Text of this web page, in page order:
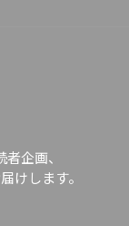
企画、
けします。